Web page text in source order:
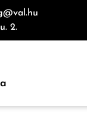
2.